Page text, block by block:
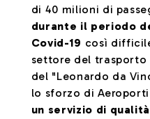
di 40 milioni di
durante il periodo
Covid-19 così
settore del
del "Leonardo da
lo sforzo di
un servizio di qualità